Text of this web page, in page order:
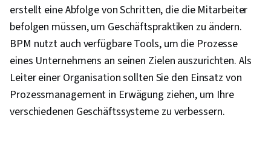
Zwischenfällen, Systemüberwachung,
Kontinuierliche Überwachung,
Wiederherstellung im Katastrophenfall,
Terraform, Reaktion auf Vorfälle, Datei-E/A,
Dateiverwaltung, Linux-Befehle, Bash
(Skriptsprache), Testgetriebene Entwicklung
(TDD), OS Prozessmanagement,
erstellt eine Abfolge von Schritten, die die Mitarbeiter
befolgen müssen, um Geschäftspraktiken zu ändern.
BPM nutzt auch verfügbare Tools, um die Prozesse
eines Unternehmens an seinen Zielen auszurichten. Als
Leiter einer Organisation sollten Sie den Einsatz von
Prozessmanagement in Erwägung ziehen, um Ihre
verschiedenen Geschäftssysteme zu verbessern.